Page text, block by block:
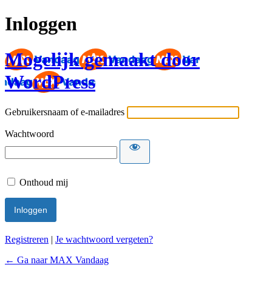
Inloggen
Mogelijk gemaakt door
WordPress
Gebruikersnaam of e-mailadres
Wachtwoord
Onthoud mij
Registreren | Je wachtwoord vergeten?
← Ga naar MAX Vandaag